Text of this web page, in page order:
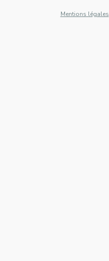
Mentions légales